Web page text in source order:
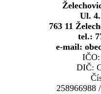
Ul.
763 11
tel.:
e-mail:
IČO:
DIČ:
258966988